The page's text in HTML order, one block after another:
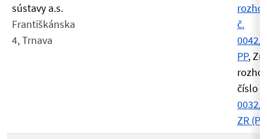
sústavy a.s.
Františkánska
4, Trnava
č.
0042/
PP,
číslo
0032/
ZR